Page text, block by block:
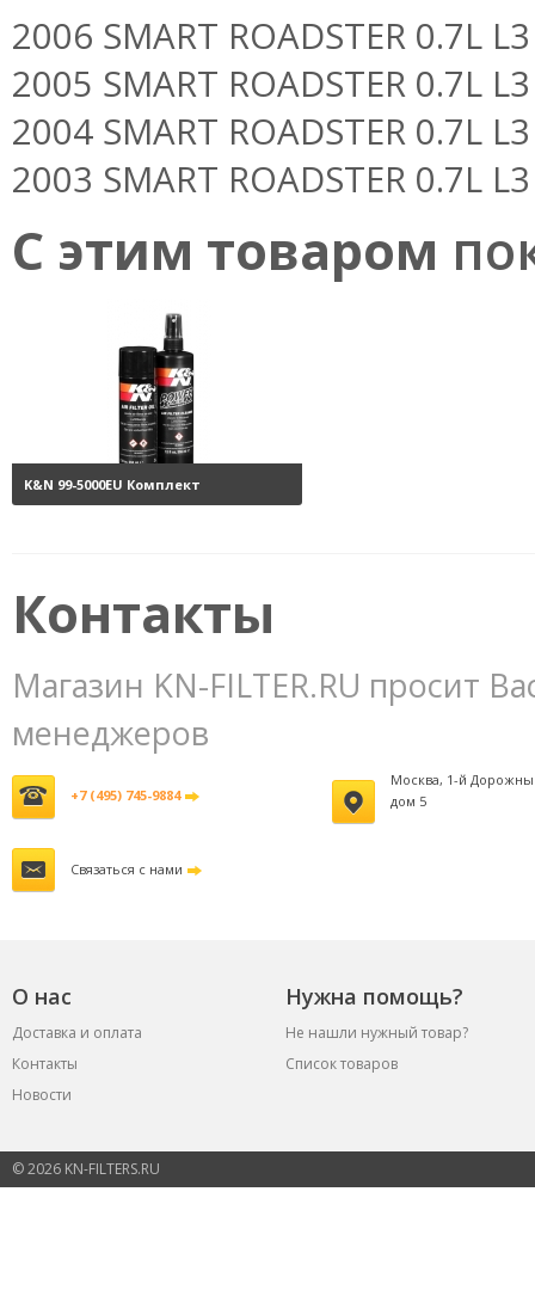
2006 SMART ROADSTER 0.7L
2005 SMART ROADSTER 0.7L
2004 SMART ROADSTER 0.7L
2003 SMART ROADSTER 0.7L
С этим товаром
K&N 99-5000EU Комплект
Контакты
Магазин KN-FILTER.RU просит
менеджеров
+7 (495) 745-9884
Москва, 1-й
дом 5
Связаться с нами
О нас Нужна помощь?
Доставка и оплата
Не нашли нужный товар?
Контакты
Список товаров
Новости
© 2026 KN-FILTERS.RU